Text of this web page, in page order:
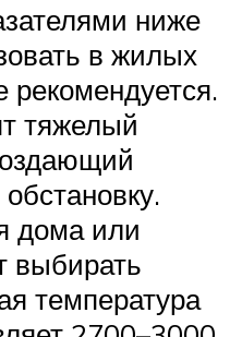
ниже
в жилых
тяжелый
дома или
выбирать
температура